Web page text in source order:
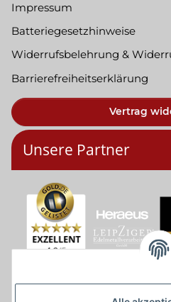
Impressum
Batteriegesetzhinweise
Widerrufsbelehrung &
Barrierefreiheitserklärung
Vertrag
Unsere Partner